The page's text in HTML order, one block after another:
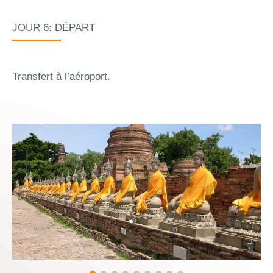
JOUR 6: DÉPART
Transfert à l’aéroport.